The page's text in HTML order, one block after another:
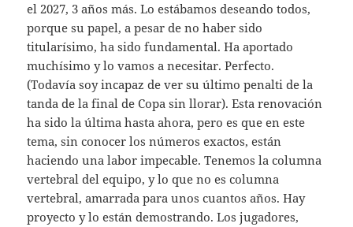
el 2027, 3 años más. Lo estábamos deseando todos,
porque su papel, a pesar de no haber sido
titularísimo, ha sido fundamental. Ha aportado
muchísimo y lo vamos a necesitar. Perfecto.
(Todavía soy incapaz de ver su último penalti de la
tanda de la final de Copa sin llorar). Esta renovación
ha sido la última hasta ahora, pero es que en este
tema, sin conocer los números exactos, están
haciendo una labor impecable. Tenemos la columna
vertebral del equipo, y lo que no es columna
vertebral, amarrada para unos cuantos años. Hay
proyecto y lo están demostrando. Los jugadores,